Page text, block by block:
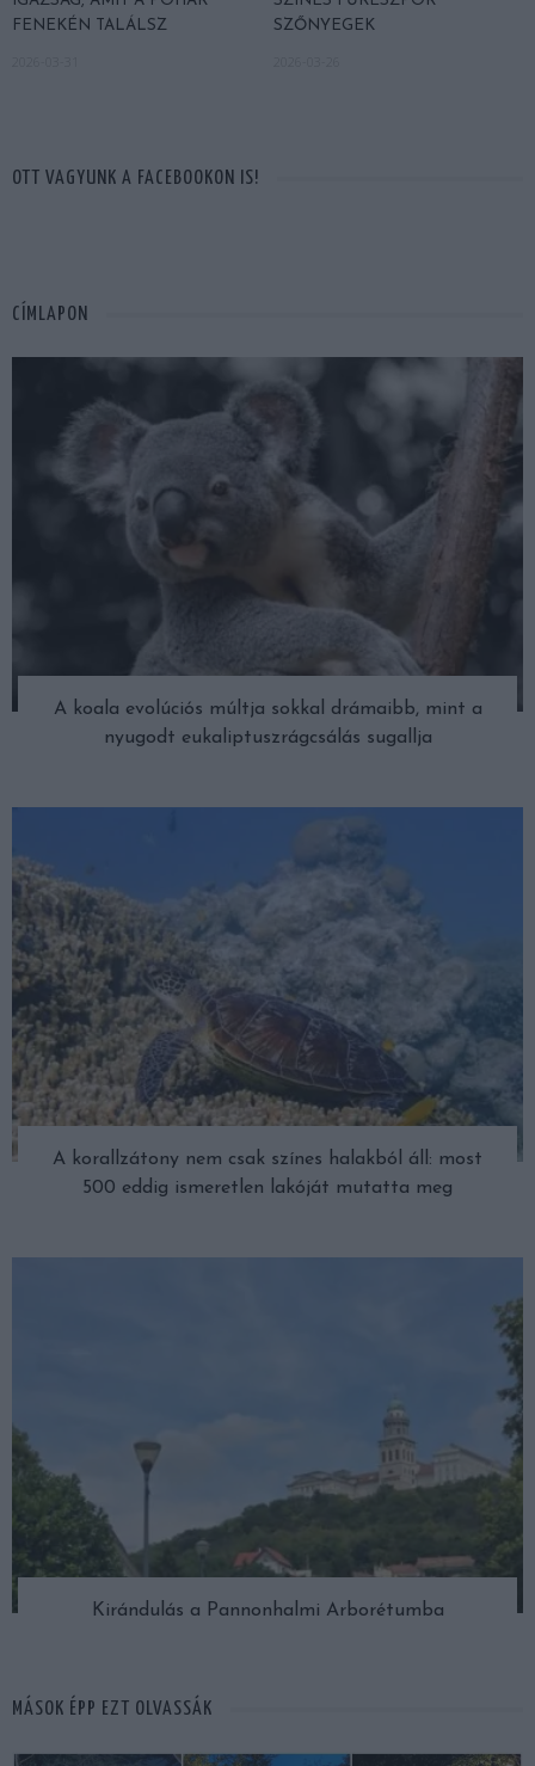
FENEKÉN TALÁLSZ
SZŐNYEGEK
OTT VAGYUNK A FACEBOOKON IS!
CÍMLAPON
A koala evolúciós múltja sokkal drámaibb, mint a
nyugodt eukaliptuszrágcsálás sugallja
A korallzátony nem csak színes halakból áll: most
500 eddig ismeretlen lakóját mutatta meg
Kirándulás a Pannonhalmi Arborétumba
MÁSOK ÉPP EZT OLVASSÁK